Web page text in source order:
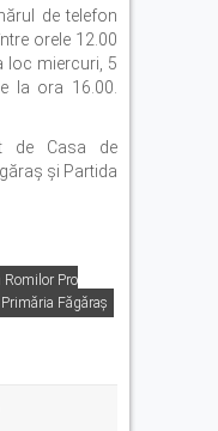
de telefon
orele 12.00
loc miercuri, 5
la ora 16.00.
de Casa de
și Partida
Romilor Pro
Primăria Făgăraş